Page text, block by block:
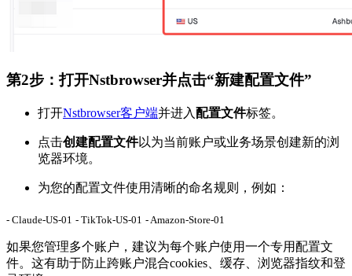
第2步：打开Nstbrowser并点击“新建配置文件”
打开Nstbrowser客户端并进入配置文件标签。
点击创建配置文件以为当前账户或业务场景创建新的浏
览器环境。
为您的配置文件使用清晰的命名规则，例如：
- Claude-US-01 - TikTok-US-01 - Amazon-Store-01
如果您管理多个账户，建议为每个账户使用一个专用配置文
件。这有助于防止跨账户混合cookies、缓存、浏览器指纹和登